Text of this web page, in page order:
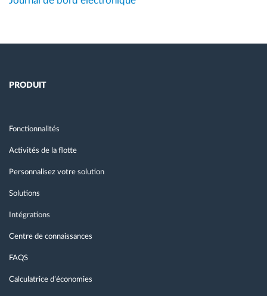
PRODUIT
Fonctionnalités
Activités de la flotte
Personnalisez votre solution
Solutions
Intégrations
Centre de connaissances
FAQS
Calculatrice d’économies